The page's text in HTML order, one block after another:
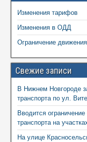
Изменения тарифов
Изменения в ОДД
Ограничение движения
Свежие записи
В Нижнем Новгороде
транспорта по ул.
Вводится
транспорта на
На улице